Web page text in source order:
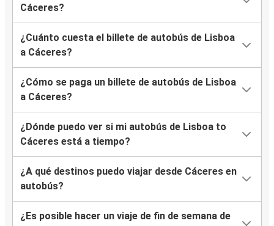
Cáceres?
¿Cuánto cuesta el billete de autobús de Lisboa
a Cáceres?
¿Cómo se paga un billete de autobús de Lisboa
a Cáceres?
¿Dónde puedo ver si mi autobús de Lisboa to
Cáceres está a tiempo?
¿A qué destinos puedo viajar desde Cáceres en
autobús?
¿Es posible hacer un viaje de fin de semana de